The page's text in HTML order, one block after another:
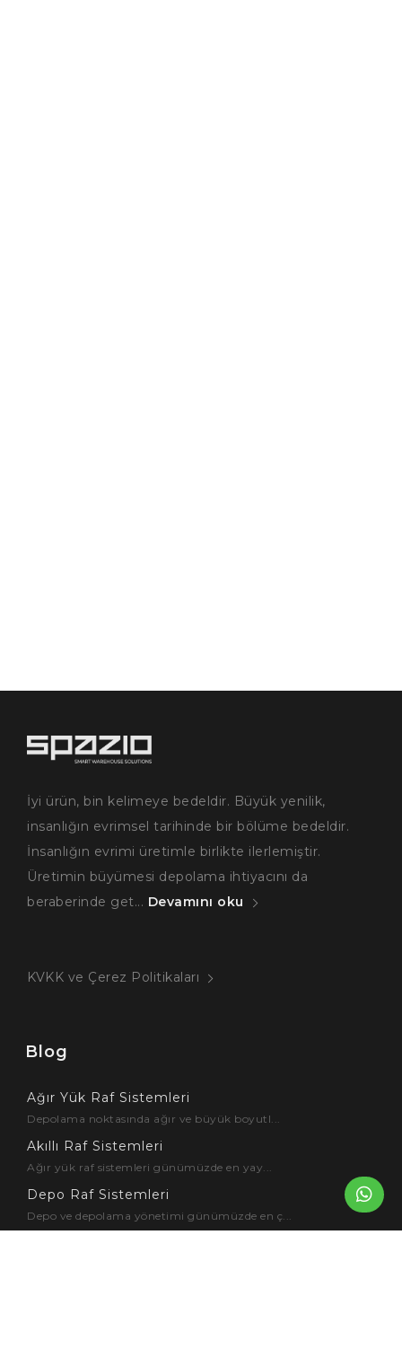
İyi ürün, bin kelimeye bedeldir. Büyük yenilik,
insanlığın evrimsel tarihinde bir bölüme bedeldir.
İnsanlığın evrimi üretimle birlikte ilerlemiştir.
Üretimin büyümesi depolama ihtiyacını da
beraberinde get... Devamını oku
KVKK ve Çerez Politikaları
Blog
Ağır Yük Raf Sistemleri
Depolama noktasında ağır ve büyük boyutl...
Akıllı Raf Sistemleri
Ağır yük raf sistemleri günümüzde en yay...
Depo Raf Sistemleri
Depo ve depolama yönetimi günümüzde en ç...